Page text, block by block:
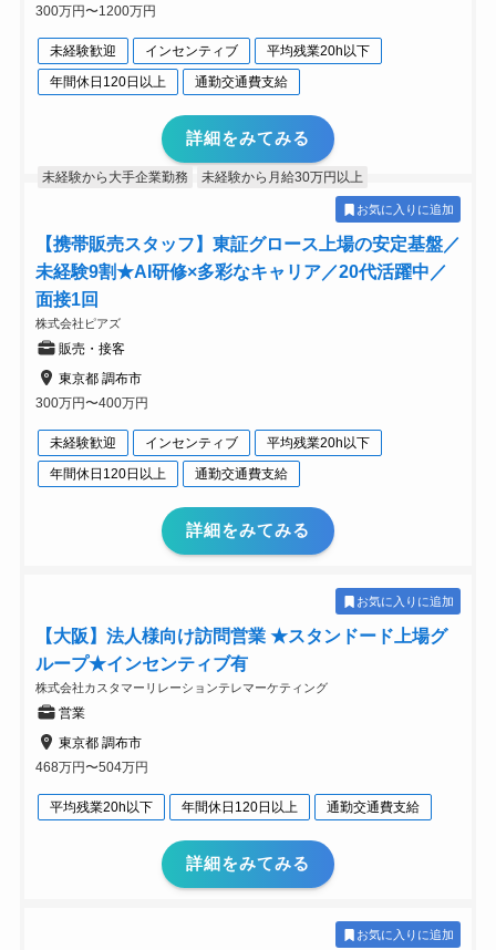
300万円〜1200万円
未経験歓迎 インセンティブ
平均残業20h以下
年間休日120日以上
通勤交通費支給
詳細をみてみる
未経験から大手企業勤務 未経験から月給30万円以上
お気に入りに追加
【携帯販売スタッフ】東証グロース上場の安定基盤／
未経験9割★AI研修×多彩なキャリア／20代活躍中／
面接1回
株式会社ピアズ
販売・接客
東京都 調布市
300万円〜400万円
未経験歓迎 インセンティブ
平均残業20h以下
年間休日120日以上
通勤交通費支給
詳細をみてみる
お気に入りに追加
【大阪】法人様向け訪問営業 ★スタンドード上場グ
ループ★インセンティブ有
株式会社カスタマーリレーションテレマーケティング
営業
東京都 調布市
468万円〜504万円
平均残業20h以下 年間休日120日以上 通勤交通費支給
詳細をみてみる
お気に入りに追加